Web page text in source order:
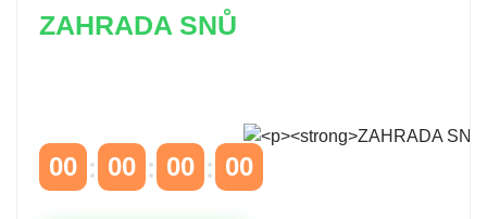
ZAHRADA SNŮ
00 00 00 00